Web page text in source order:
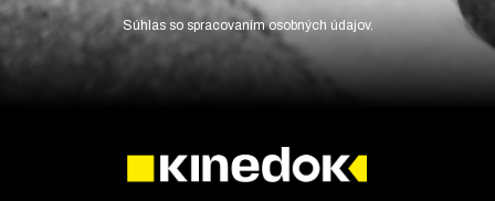
Súhlas so spracovaním osobných údajov.